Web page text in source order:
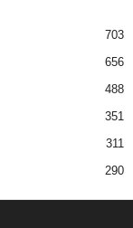
703
656
488
351
311
290